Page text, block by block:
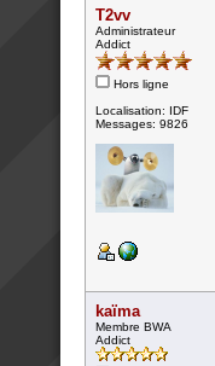
T2vv
Administrateur
Addict
Hors ligne
Localisation: IDF
Messages: 9826
kaïma
Membre BWA
Addict